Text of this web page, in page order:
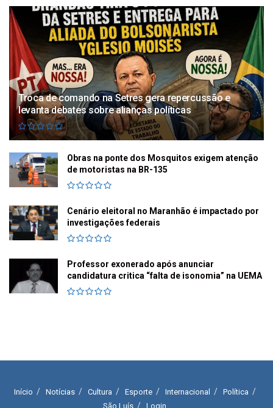
Troca de comando na Setres gera repercussão e
levanta debates sobre alianças políticas
Obras na ponte dos Mosquitos exigem atenção
de motoristas na BR-135
Cenário eleitoral no Maranhão é impactado por
investigações federais
Professor exonerado após anunciar
candidatura critica “falta de isonomia” na UEMA
Início Notícias Cultura Esporte Internacional
Política
São Luís
Login